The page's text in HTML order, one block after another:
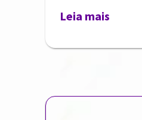
Leia mais